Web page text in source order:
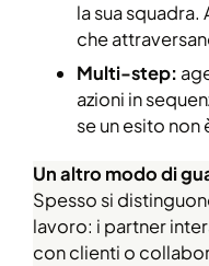
la sua
che
Multi-step:
azioni in
se un esito
Un altro modo di
Spesso si
lavoro: i partner
con clienti o